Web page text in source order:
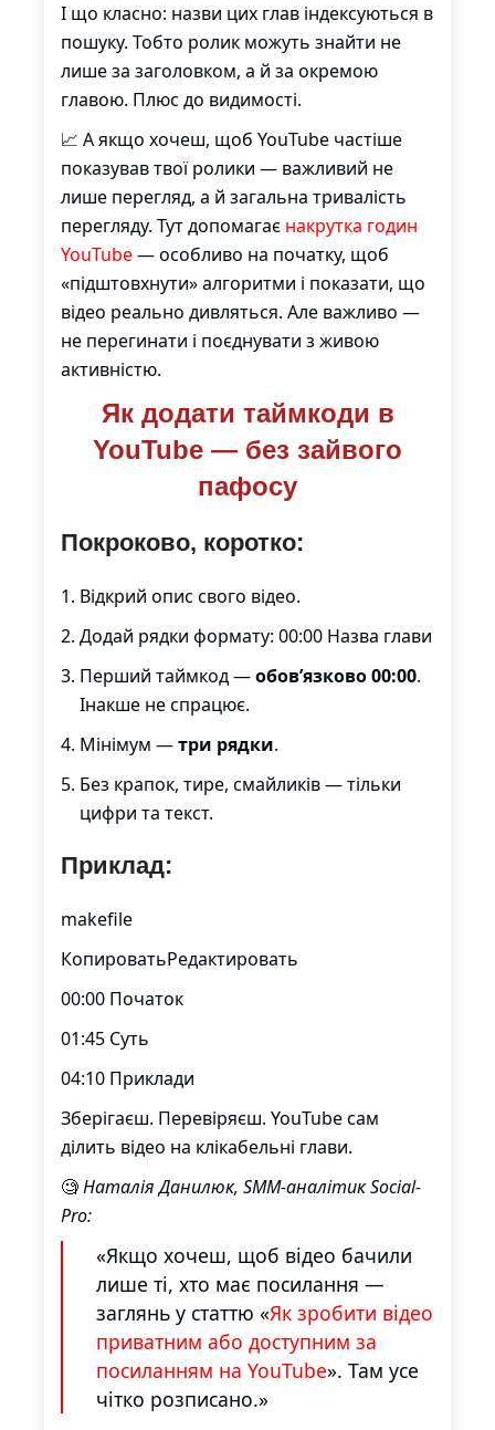
І що класно: назви цих глав індексуються в
пошуку. Тобто ролик можуть знайти не
лише за заголовком, а й за окремою
главою. Плюс до видимості.
📈 А якщо хочеш, щоб YouTube частіше
показував твої ролики — важливий не
лише перегляд, а й загальна тривалість
перегляду. Тут допомагає накрутка годин
YouTube— особливо на початку, щоб
«підштовхнути» алгоритми і показати, що
відео реально дивляться. Але важливо —
не перегинати і поєднувати з живою
активністю.
Як додати таймкоди в
YouTube — без зайвого
пафосу
Покроково, коротко:
Відкрий опис свого відео.
Додай рядки формату: 00:00 Назва глави
Перший таймкод —обов’язково 00:00.
Інакше не спрацює.
Мінімум —три рядки.
Без крапок, тире, смайликів — тільки
цифри та текст.
Приклад:
makefile
КопироватьРедактировать
00:00 Початок
01:45 Суть
04:10 Приклади
Зберігаєш. Перевіряєш. YouTube сам
ділить відео на клікабельні глави.
🧐Наталія Данилюк, SMM-аналітик Social-
Pro:
«Якщо хочеш, щоб відео бачили
лише ті, хто має посилання —
заглянь у статтю «Як зробити відео
приватним або доступним за
посиланням на YouTube». Там усе
чітко розписано.»